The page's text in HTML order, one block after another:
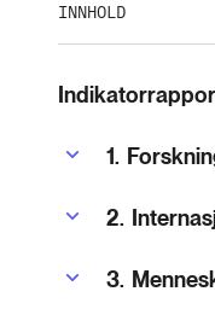
INNHOLD
1.
2.
3.